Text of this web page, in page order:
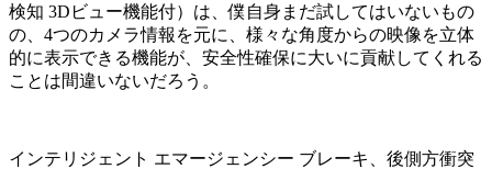
検知 3Dビュー機能付）は、僕自身まだ試してはいないもの
の、4つのカメラ情報を元に、様々な角度からの映像を立体
的に表示できる機能が、安全性確保に大いに貢献してくれる
ことは間違いないだろう。
インテリジェント エマージェンシー ブレーキ、後側方衝突